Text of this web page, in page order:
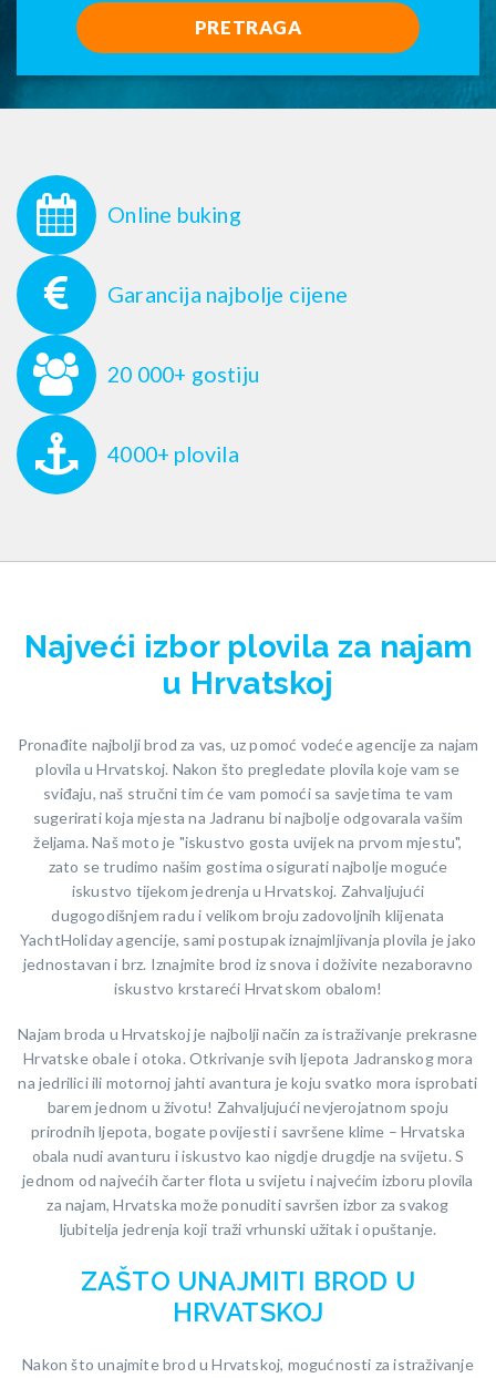
PRETRAGA
Online buking
Garancija najbolje cijene
20 000+ gostiju
4000+ plovila
Najveći izbor plovila za najam
u Hrvatskoj
Pronađite najbolji brod za vas, uz pomoć vodeće agencije za najam
plovila u Hrvatskoj. Nakon što pregledate plovila koje vam se
sviđaju, naš stručni tim će vam pomoći sa savjetima te vam
sugerirati koja mjesta na Jadranu bi najbolje odgovarala vašim
željama. Naš moto je "iskustvo gosta uvijek na prvom mjestu",
zato se trudimo našim gostima osigurati najbolje moguće
iskustvo tijekom jedrenja u Hrvatskoj. Zahvaljujući
dugogodišnjem radu i velikom broju zadovoljnih klijenata
YachtHoliday agencije, sami postupak iznajmljivanja plovila je jako
jednostavan i brz. Iznajmite brod iz snova i doživite nezaboravno
iskustvo krstareći Hrvatskom obalom!
Najam broda u Hrvatskoj je najbolji način za istraživanje prekrasne
Hrvatske obale i otoka. Otkrivanje svih ljepota Jadranskog mora
na jedrilici ili motornoj jahti avantura je koju svatko mora isprobati
barem jednom u životu! Zahvaljujući nevjerojatnom spoju
prirodnih ljepota, bogate povijesti i savršene klime – Hrvatska
obala nudi avanturu i iskustvo kao nigdje drugdje na svijetu. S
jednom od najvećih čarter flota u svijetu i najvećim izboru plovila
za najam, Hrvatska može ponuditi savršen izbor za svakog
ljubitelja jedrenja koji traži vrhunski užitak i opuštanje.
ZAŠTO UNAJMITI BROD U
HRVATSKOJ
Nakon što unajmite brod u Hrvatskoj, mogućnosti za istraživanje